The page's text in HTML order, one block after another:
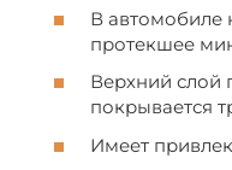
В автомобиле
протекшее
Верхний слой
покрывается
Имеет